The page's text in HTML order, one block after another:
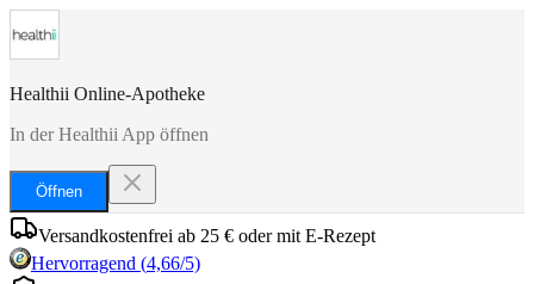
Healthii Online-Apotheke
In der Healthii App öffnen
Öffnen
Versandkostenfrei ab 25 € oder mit E-Rezept
Hervorragend (4,66/5)